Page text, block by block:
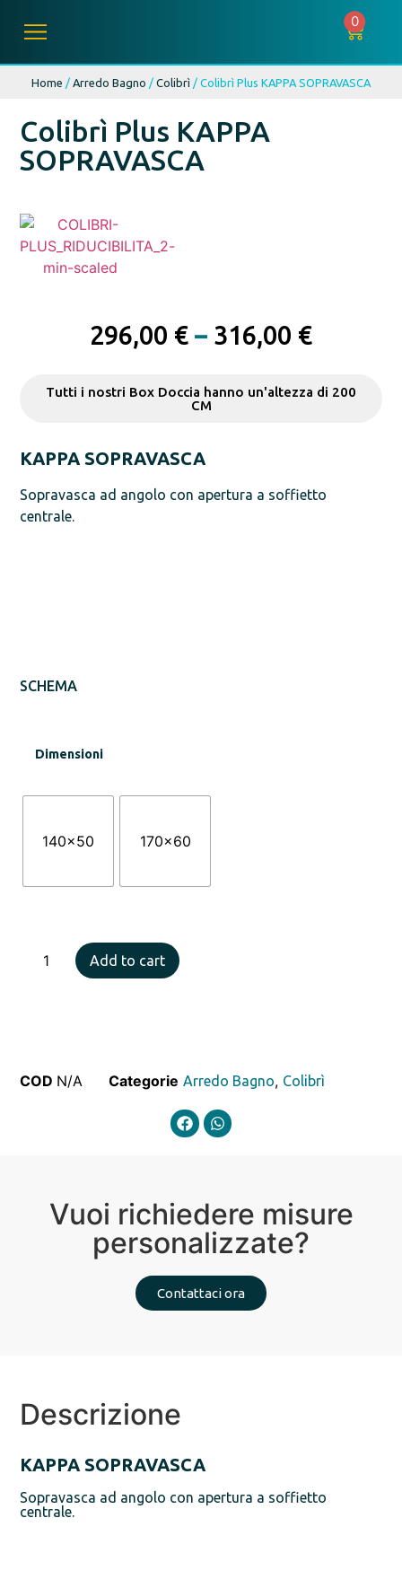
0
Home / Arredo Bagno / Colibrì / Colibrì Plus KAPPA SOPRAVASCA
Colibrì Plus KAPPA
SOPRAVASCA
296,00 € – 316,00 €
Tutti i nostri Box Doccia hanno un'altezza di 200
CM
KAPPA SOPRAVASCA
Sopravasca ad angolo con apertura a soffietto
centrale.
SCHEMA
Dimensioni
140x50 170x60
Add to cart
COD N/A Categorie Arredo Bagno, Colibrì
Vuoi richiedere misure
personalizzate?
Contattaci ora
Descrizione
KAPPA SOPRAVASCA
Sopravasca ad angolo con apertura a soffietto
centrale.